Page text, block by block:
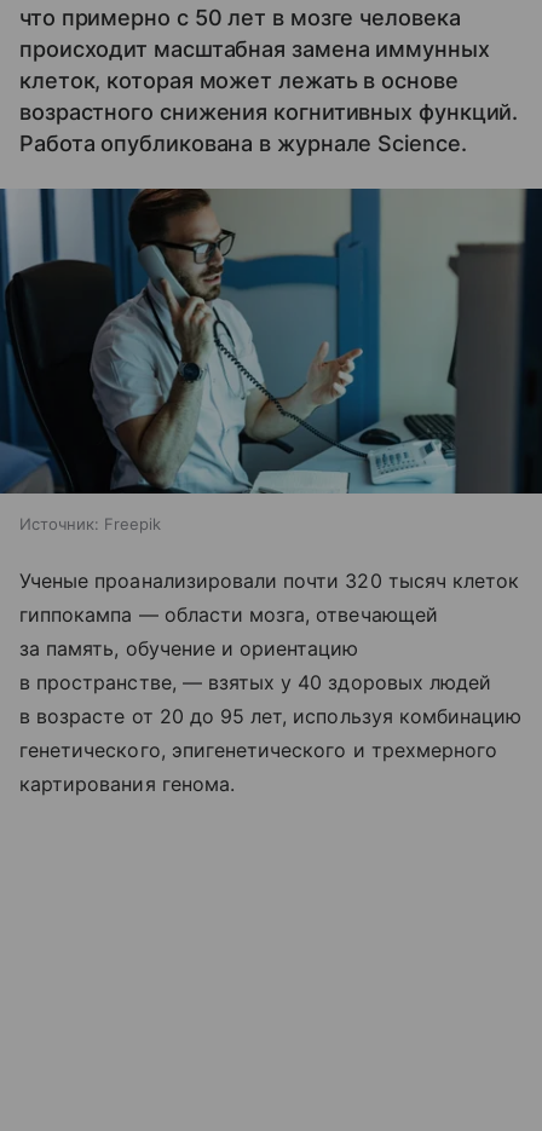
что примерно с 50 лет в мозге человека
происходит масштабная замена иммунных
клеток, которая может лежать в основе
возрастного снижения когнитивных функций.
Работа опубликована в журнале Science.
Источник: Freepik
Ученые проанализировали почти 320 тысяч клеток
гиппокампа — области мозга, отвечающей
за память, обучение и ориентацию
в пространстве, — взятых у 40 здоровых людей
в возрасте от 20 до 95 лет, используя комбинацию
генетического, эпигенетического и трехмерного
картирования генома.